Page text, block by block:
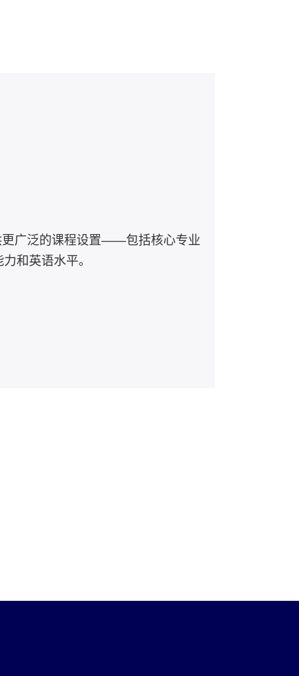
更广泛的课程设置——包括核心专业
和英语水平。